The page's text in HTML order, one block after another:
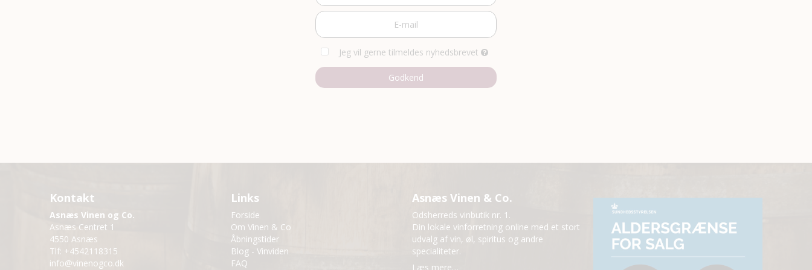
Jeg vil gerne tilmeldes nyhedsbrevet
Godkend
Kontakt
Asnæs Vinen og Co.
Asnæs Centret 1
4550 Asnæs
Tlf: +4542118315
info@vinenogco.dk
Links
Forside
Om Vinen & Co
Åbningstider
Blog - Vinviden
FAQ
Asnæs Vinen & Co.
Odsherreds vinbutik nr. 1.
Din lokale vinforretning online med et stort
udvalg af vin, øl, spiritus og andre
specialiteter.
Læs mere…